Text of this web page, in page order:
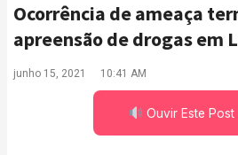
Ocorrência de ameaça
apreensão de drogas em
junho 15, 2021 10:41 AM
Ouvir Este Post